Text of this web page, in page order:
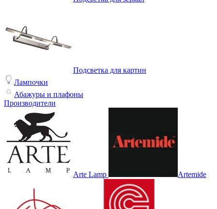
Подсветка для картин
Лампочки
Абажуры и плафоны
Производители
Arte Lamp Artemide